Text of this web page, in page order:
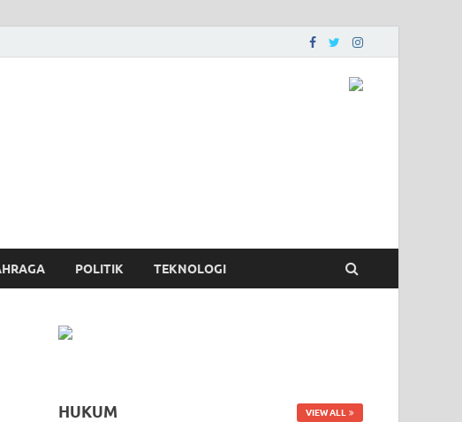
POLITIK TEKNOLOGI
HUKUM VIEW ALL